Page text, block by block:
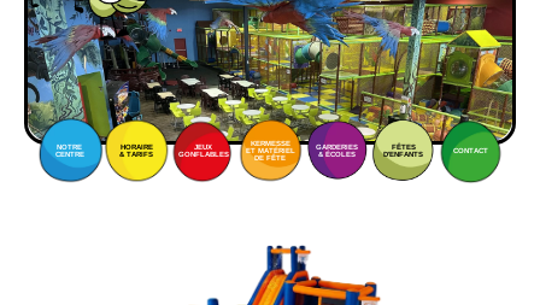
NOTRE
CENTRE
HORAIRE
& TARIFS
JEUX
GONFLABLES
KERMESSE
ET MATÉRIEL
DE FÊTE
GARDERIES
& ÉCOLES
FÊTES
D'ENFANTS
CONTACT